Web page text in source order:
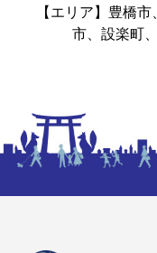
【エリア】豊橋
市、設楽町